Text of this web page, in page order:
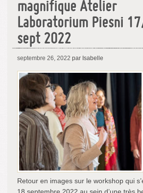
magnifique Atelier
Laboratorium Piesni
sept 2022
septembre 26, 2022 par Isabelle
Retour en images sur le workshop qui